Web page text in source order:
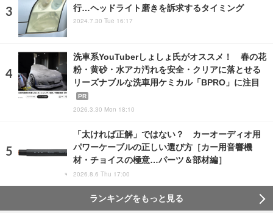
行…ヘッドライト磨きを訴求するタイミング
2024.7.30 Tue 16:17
洗車系YouTuberしょしょ氏がオススメ！ 春の花
粉・黄砂・水アカ汚れを安全・クリアに落とせる
リーズナブルな洗車用ケミカル「BPRO」に注目
PR
2026.3.30 Mon 18:10
「太ければ正解」ではない？ カーオーディオ用
パワーケーブルの正しい選び方［カー用音響機
材・チョイスの極意…パーツ＆部材編］
2026.8.6 Thu 17:00
ランキングをもっと見る